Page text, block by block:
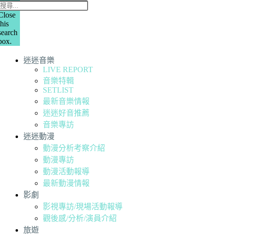
迷迷音樂
LIVE REPORT
音樂特輯
SETLIST
最新音樂情報
迷迷好音推薦
音樂專訪
迷迷動漫
動漫分析考察介紹
動漫專訪
動漫活動報導
最新動漫情報
影劇
影視專訪/現場活動報導
觀後感/分析/演員介紹
旅遊